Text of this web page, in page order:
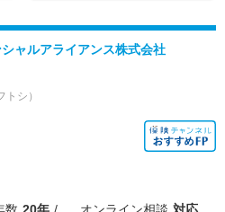
ャルアライアンス株式会社
トシ）